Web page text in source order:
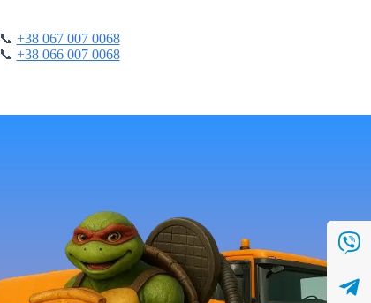
📞 +38 067 007 0068
📞 +38 066 007 0068